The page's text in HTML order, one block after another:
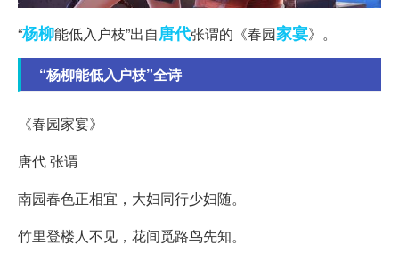
“杨柳能低入户枝”出自唐代张谓的《春园家宴》。
“杨柳能低入户枝”全诗
《春园家宴》
唐代 张谓
南园春色正相宜，大妇同行少妇随。
竹里登楼人不见，花间觅路鸟先知。